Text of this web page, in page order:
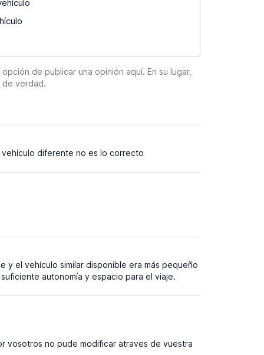
de publicar una opinión aquí. En su lugar,
de verdad.
diferente no es lo correcto
el vehículo similar disponible era más pequeño
autonomía y espacio para el viaje.
vosotros no pude modificar atraves de vuestra